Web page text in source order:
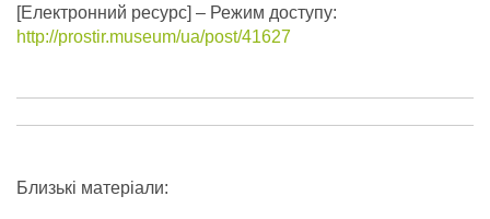
[Електронний ресурс] – Режим доступу:
http://prostir.museum/ua/post/41627
Близькі матеріали: